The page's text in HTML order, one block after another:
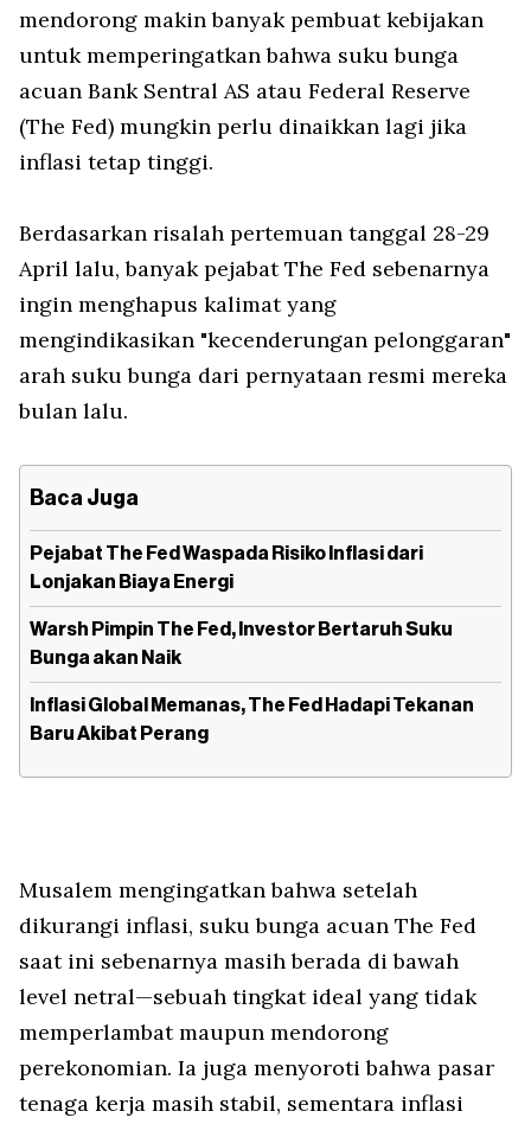
mendorong makin banyak pembuat kebijakan
untuk memperingatkan bahwa suku bunga
acuan Bank Sentral AS atau Federal Reserve
(The Fed) mungkin perlu dinaikkan lagi jika
inflasi tetap tinggi.
Berdasarkan risalah pertemuan tanggal 28-29
April lalu, banyak pejabat The Fed sebenarnya
ingin menghapus kalimat yang
mengindikasikan "kecenderungan pelonggaran"
arah suku bunga dari pernyataan resmi mereka
bulan lalu.
Baca Juga
Pejabat The Fed Waspada Risiko Inflasi dari
Lonjakan Biaya Energi
Warsh Pimpin The Fed, Investor Bertaruh Suku
Bunga akan Naik
Inflasi Global Memanas, The Fed Hadapi Tekanan
Baru Akibat Perang
Musalem mengingatkan bahwa setelah
dikurangi inflasi, suku bunga acuan The Fed
saat ini sebenarnya masih berada di bawah
level netral—sebuah tingkat ideal yang tidak
memperlambat maupun mendorong
perekonomian. Ia juga menyoroti bahwa pasar
tenaga kerja masih stabil, sementara inflasi